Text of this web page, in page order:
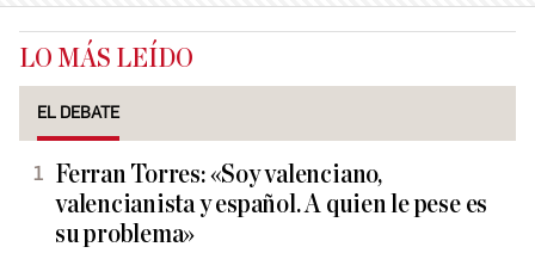
LO MÁS LEÍDO
EL DEBATE
Ferran Torres: «Soy valenciano,
valencianista y español. A quien le pese es
su problema»